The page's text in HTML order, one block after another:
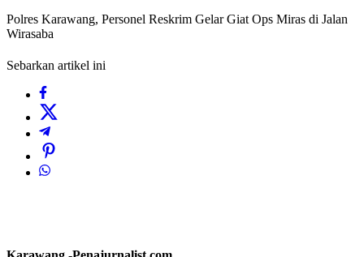
Polres Karawang, Personel Reskrim Gelar Giat Ops Miras di Jalan
Wirasaba
Sebarkan artikel ini